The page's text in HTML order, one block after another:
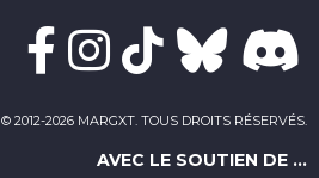
© 2012-2026 MARGXT. TOUS DROITS RÉSERVÉS.
AVEC LE SOUTIEN DE ...